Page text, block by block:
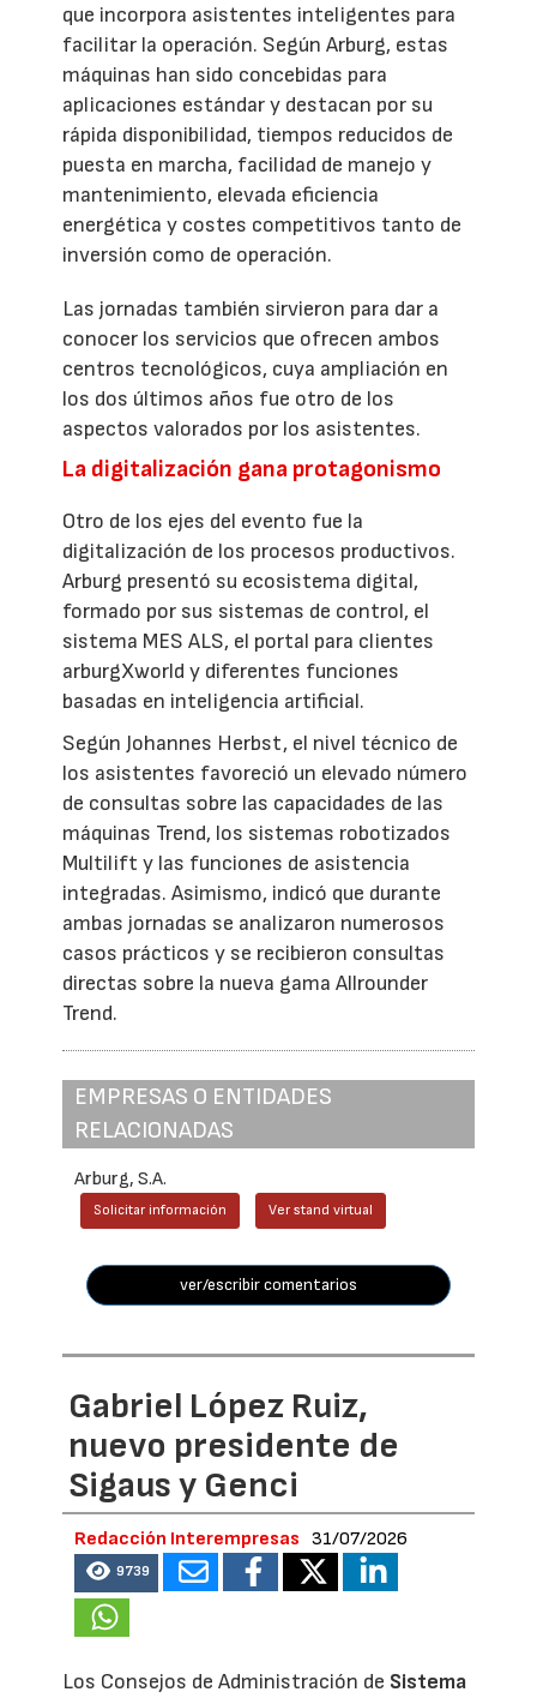
que incorpora asistentes inteligentes para
facilitar la operación. Según Arburg, estas
máquinas han sido concebidas para
aplicaciones estándar y destacan por su
rápida disponibilidad, tiempos reducidos de
puesta en marcha, facilidad de manejo y
mantenimiento, elevada eficiencia
energética y costes competitivos tanto de
inversión como de operación.
Las jornadas también sirvieron para dar a
conocer los servicios que ofrecen ambos
centros tecnológicos, cuya ampliación en
los dos últimos años fue otro de los
aspectos valorados por los asistentes.
La digitalización gana protagonismo
Otro de los ejes del evento fue la
digitalización de los procesos productivos.
Arburg presentó su ecosistema digital,
formado por sus sistemas de control, el
sistema MES ALS, el portal para clientes
arburgXworld y diferentes funciones
basadas en inteligencia artificial.
Según Johannes Herbst, el nivel técnico de
los asistentes favoreció un elevado número
de consultas sobre las capacidades de las
máquinas Trend, los sistemas robotizados
Multilift y las funciones de asistencia
integradas. Asimismo, indicó que durante
ambas jornadas se analizaron numerosos
casos prácticos y se recibieron consultas
directas sobre la nueva gama Allrounder
Trend.
EMPRESAS O ENTIDADES
RELACIONADAS
Arburg, S.A.
Solicitar información Ver stand virtual
ver/escribir comentarios
Gabriel López Ruiz,
nuevo presidente de
Sigaus y Genci
Redacción Interempresas 31/07/2026
9739
Los Consejos de Administración de Sistema